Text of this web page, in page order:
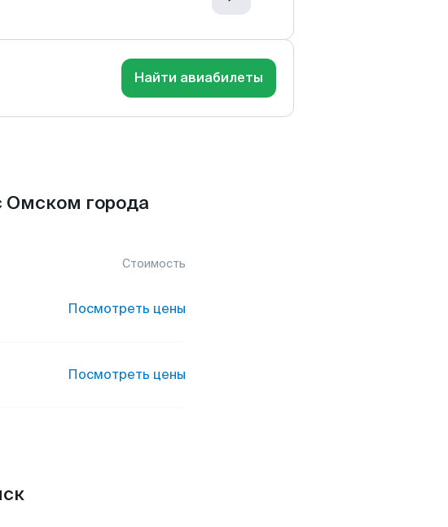
Найти авиабилеты
города
Стоимость
Посмотреть цены
Посмотреть цены